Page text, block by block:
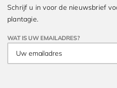
Schrijf u in voor de nieuwsbrief
plantagie.
WAT IS UW EMAILADRES?